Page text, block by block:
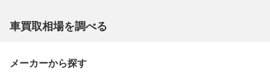
車買取相場を調べる
メーカーから探す